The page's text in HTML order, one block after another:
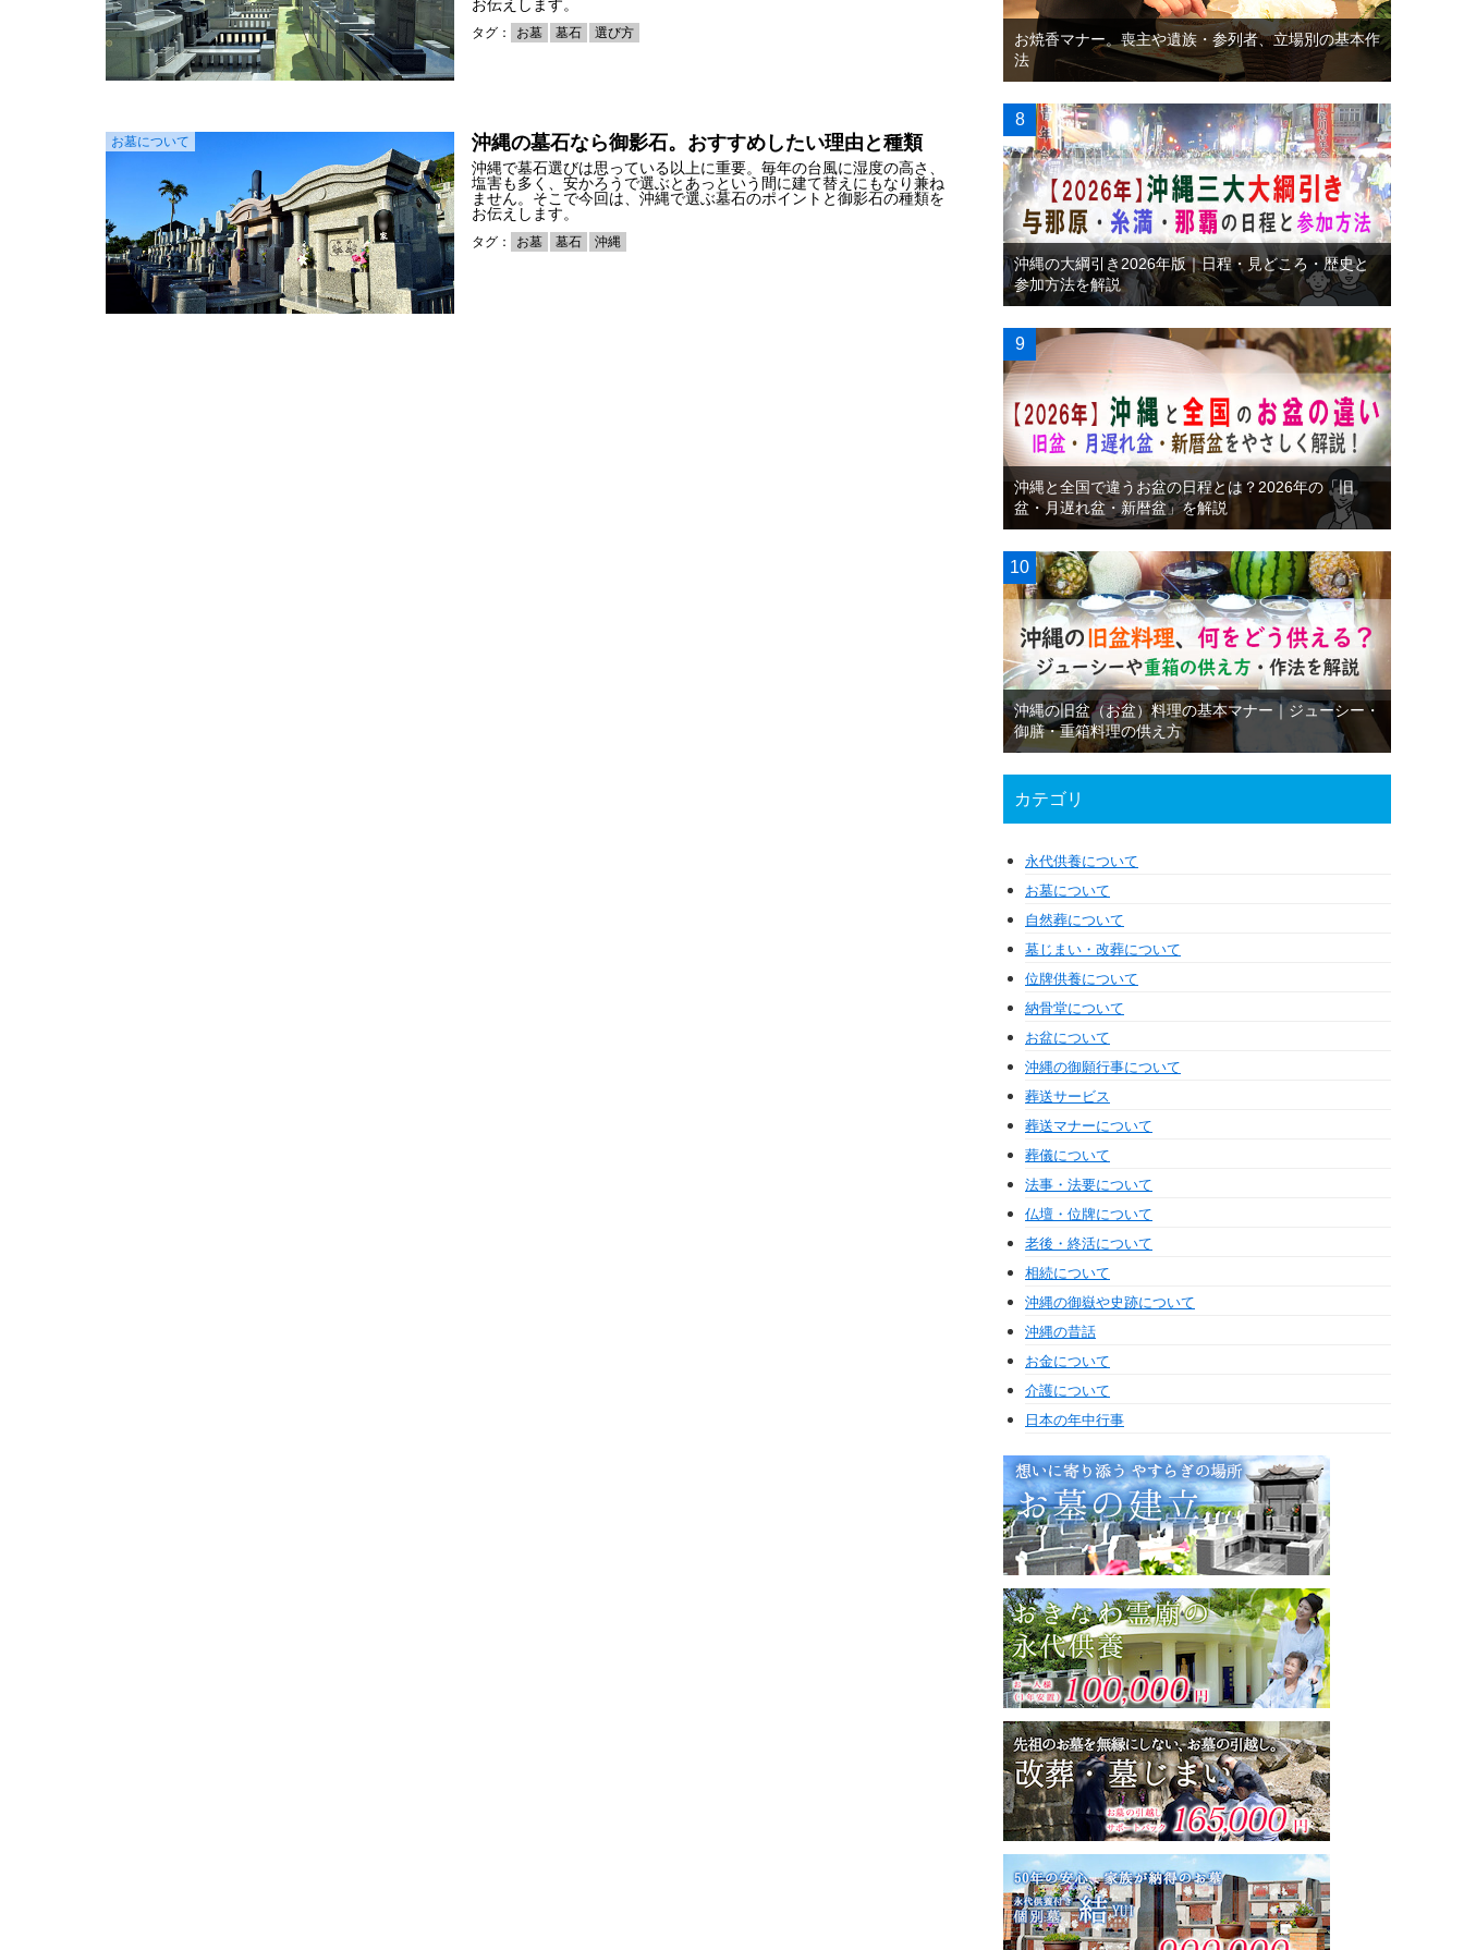
お伝えします。
タグ： お墓 墓石 選び方
お墓について 沖縄の墓石なら御影石。おすすめしたい理由と種類
沖縄で墓石選びは思っている以上に重要。毎年の台風に湿度の高さ、
塩害も多く、安かろうで選ぶとあっという間に建て替えにもなり兼ね
ません。そこで今回は、沖縄で選ぶ墓石のポイントと御影石の種類を
お伝えします。
タグ： お墓 墓石 沖縄
お焼香マナー。喪主や遺族・参列者、立場別の基本作
法
沖縄の大綱引き2026年版｜日程・見どころ・歴史と
参加方法を解説
沖縄と全国で違うお盆の日程とは？2026年の「旧
盆・月遅れ盆・新暦盆」を解説
沖縄の旧盆（お盆）料理の基本マナー｜ジューシー・
御膳・重箱料理の供え方
カテゴリ
永代供養について
お墓について
自然葬について
墓じまい・改葬について
位牌供養について
納骨堂について
お盆について
沖縄の御願行事について
葬送サービス
葬送マナーについて
葬儀について
法事・法要について
仏壇・位牌について
老後・終活について
相続について
沖縄の御嶽や史跡について
沖縄の昔話
お金について
介護について
日本の年中行事